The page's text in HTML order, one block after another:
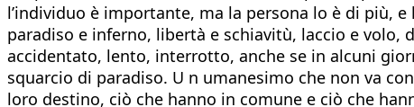
l’individuo è importante, ma la persona lo è di più,
paradiso e inferno, libertà e schiavitù, laccio e volo,
accidentato, lento, interrotto, anche se in alcuni
squarcio di paradiso. U n umanesimo che non va
loro destino, ciò che hanno in comune e ciò che